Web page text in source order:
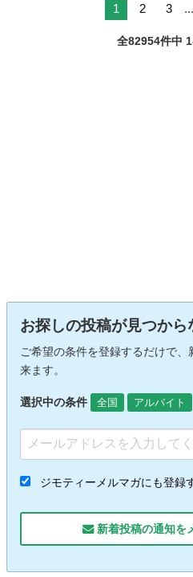
1 2 3 ...
全82954件中
お探しの投稿が見つから
ご希望の条件を登録するだけで
来ます。
選択中の条件 全国 アルバイト
ジモティーメルマガにも登録
新着投稿の通知を